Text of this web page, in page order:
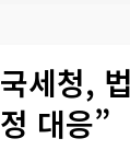
국세청,
정 대응”